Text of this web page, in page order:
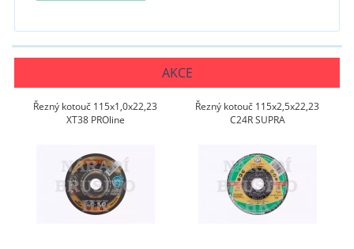
AKCE
Řezný kotouč 115x1,0x22,23
XT38 PROline
Řezný kotouč 115x2,5x22,23
C24R SUPRA